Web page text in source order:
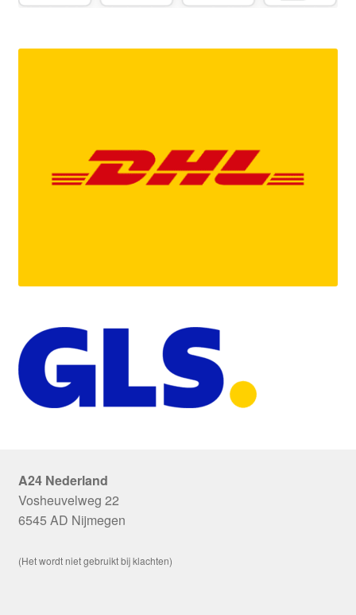
A24 Nederland
Vosheuvelweg 22
6545 AD Nijmegen
(Het wordt niet gebruikt bij klachten)